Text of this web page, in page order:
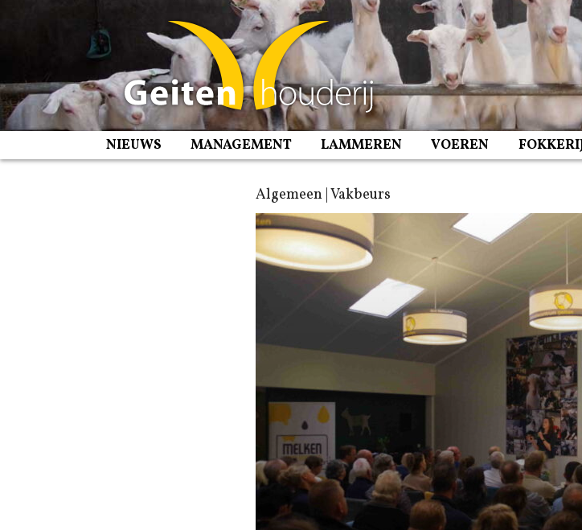
NIEUWS MANAGEMENT LAMMEREN VOEREN
Algemeen | Vakbeurs